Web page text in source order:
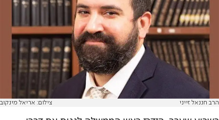
הרב חננאל זייני צילום: אריאל מינקוב